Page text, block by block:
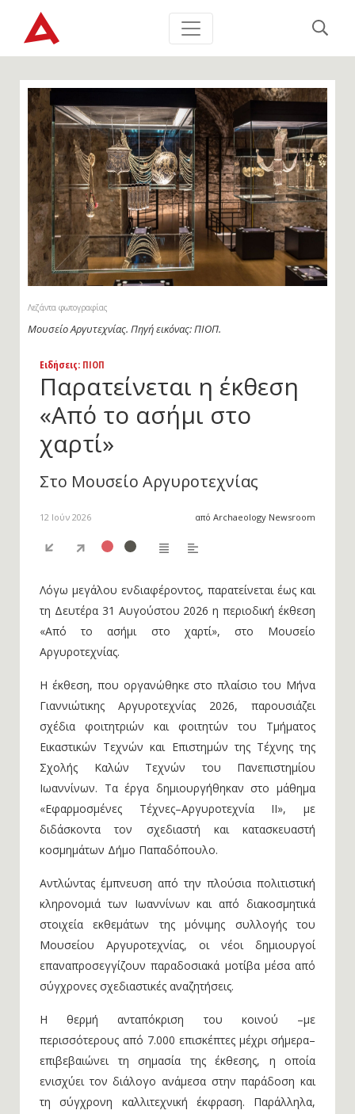
Λεζάντα φωτογραφίας
Μουσείο Αργυτεχνίας. Πηγή εικόνας: ΠΙΟΠ.
Ειδήσεις: ΠΙΟΠ
Παρατείνεται η έκθεση
«Από το ασήμι στο
χαρτί»
Στο Μουσείο Αργυροτεχνίας
12 Ιούν 2026 από Archaeology Newsroom
Λόγω μεγάλου ενδιαφέροντος, παρατείνεται έως και
τη Δευτέρα 31 Αυγούστου 2026 η περιοδική έκθεση
«Από το ασήμι στο χαρτί», στο Μουσείο
Αργυροτεχνίας.
Η έκθεση, που οργανώθηκε στο πλαίσιο του Μήνα
Γιαννιώτικης Αργυροτεχνίας 2026, παρουσιάζει
σχέδια φοιτητριών και φοιτητών του Τμήματος
Εικαστικών Τεχνών και Επιστημών της Τέχνης της
Σχολής Καλών Τεχνών του Πανεπιστημίου
Ιωαννίνων. Τα έργα δημιουργήθηκαν στο μάθημα
«Εφαρμοσμένες Τέχνες–Αργυροτεχνία ΙΙ», με
διδάσκοντα τον σχεδιαστή και κατασκευαστή
κοσμημάτων Δήμο Παπαδόπουλο.
Αντλώντας έμπνευση από την πλούσια πολιτιστική
κληρονομιά των Ιωαννίνων και από διακοσμητικά
στοιχεία εκθεμάτων της μόνιμης συλλογής του
Μουσείου Αργυροτεχνίας, οι νέοι δημιουργοί
επαναπροσεγγίζουν παραδοσιακά μοτίβα μέσα από
σύγχρονες σχεδιαστικές αναζητήσεις.
Η θερμή ανταπόκριση του κοινού –με
περισσότερους από 7.000 επισκέπτες μέχρι σήμερα–
επιβεβαιώνει τη σημασία της έκθεσης, η οποία
ενισχύει τον διάλογο ανάμεσα στην παράδοση και
τη σύγχρονη καλλιτεχνική έκφραση. Παράλληλα,